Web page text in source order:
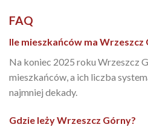
FAQ
Ile mieszkańców ma Wrzeszcz
Na koniec 2025 roku Wrzeszcz
mieszkańców, a ich liczba
najmniej dekady.
Gdzie leży Wrzeszcz Górny?